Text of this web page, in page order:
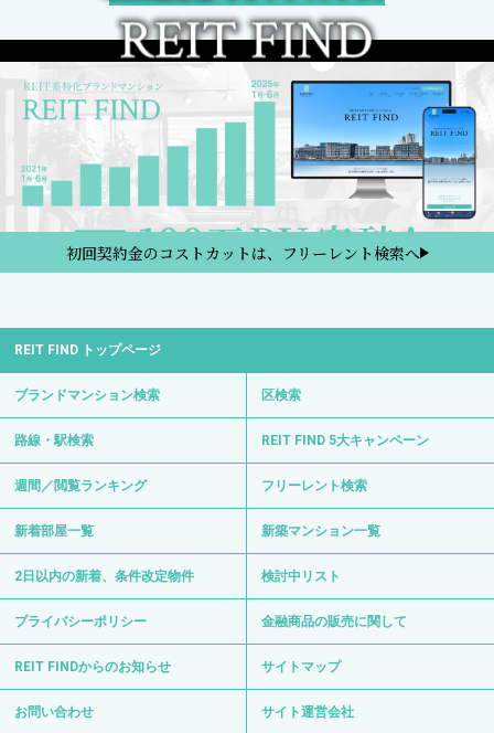
初回契約金のコストカットは、フリーレント検索へ
REIT FIND トップページ
ブランドマンション検索 区検索
路線・駅検索 REIT FIND 5大キャンペーン
週間／閲覧ランキング フリーレント検索
新着部屋一覧 新築マンション一覧
2日以内の新着、条件改定物件 検討中リスト
プライバシーポリシー 金融商品の販売に関して
REIT FINDからのお知らせ サイトマップ
お問い合わせ サイト運営会社